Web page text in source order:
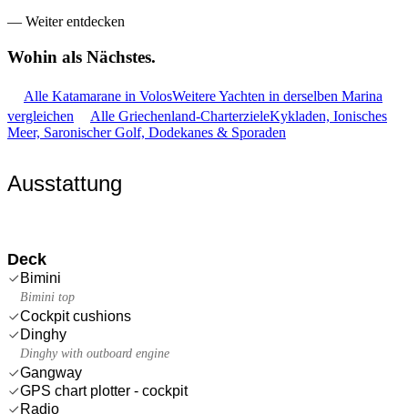
— Weiter entdecken
Wohin als Nächstes.
Alle Katamarane in VolosWeitere Yachten in derselben Marina
vergleichen
Alle Griechenland-CharterzieleKykladen, Ionisches
Meer, Saronischer Golf, Dodekanes & Sporaden
Ausstattung
Deck
Bimini
Bimini top
Cockpit cushions
Dinghy
Dinghy with outboard engine
Gangway
GPS chart plotter - cockpit
Radio